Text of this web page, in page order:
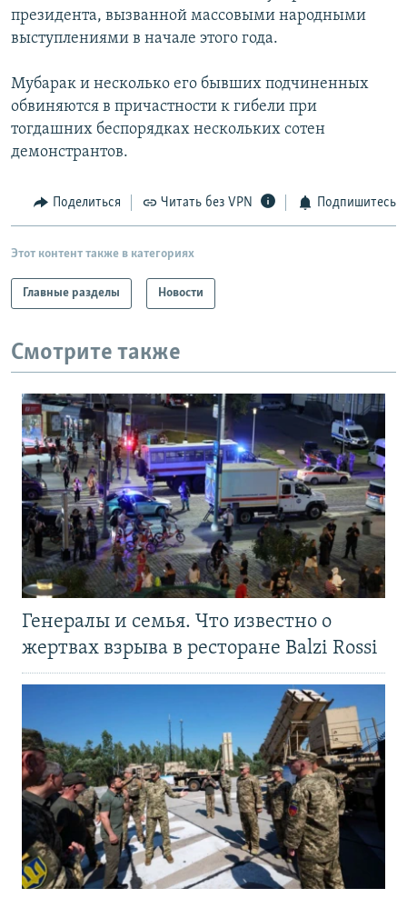
президента, вызванной массовыми народными
выступлениями в начале этого года.
Мубарак и несколько его бывших подчиненных
обвиняются в причастности к гибели при
тогдашних беспорядках нескольких сотен
демонстрантов.
Поделиться Читать без VPN Подпишитесь
Этот контент также в категориях
Главные разделы Новости
Смотрите также
Генералы и семья. Что известно о
жертвах взрыва в ресторане Balzi Rossi